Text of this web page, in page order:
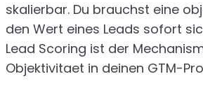
skalierbar. Du brauchst eine
den Wert eines Leads sofort
Lead Scoring ist der
Objektivitaet in deinen GTM-